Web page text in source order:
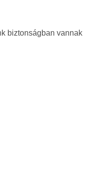
biztonságban vannak